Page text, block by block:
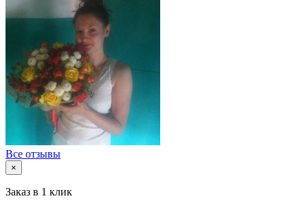
Все отзывы
×
Заказ в 1 клик